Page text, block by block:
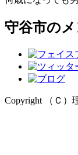
守谷市の
Copyright （Ｃ）